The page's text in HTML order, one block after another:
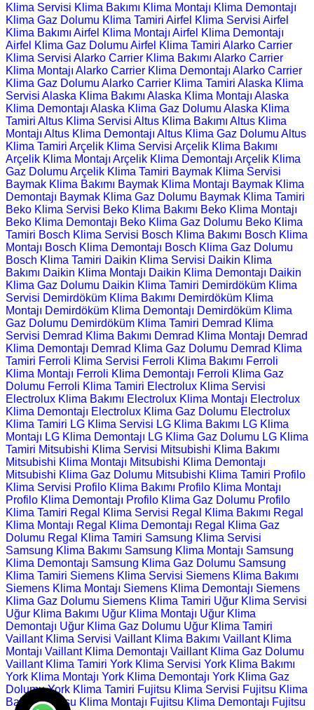
Klima Servisi Klima Bakımı Klima Montajı Klima Demontajı
Klima Gaz Dolumu Klima Tamiri Airfel Klima Servisi Airfel
Klima Bakımı Airfel Klima Montajı Airfel Klima Demontajı
Airfel Klima Gaz Dolumu Airfel Klima Tamiri Alarko Carrier
Klima Servisi Alarko Carrier Klima Bakımı Alarko Carrier
Klima Montajı Alarko Carrier Klima Demontajı Alarko Carrier
Klima Gaz Dolumu Alarko Carrier Klima Tamiri Alaska Klima
Servisi Alaska Klima Bakımı Alaska Klima Montajı Alaska
Klima Demontajı Alaska Klima Gaz Dolumu Alaska Klima
Tamiri Altus Klima Servisi Altus Klima Bakımı Altus Klima
Montajı Altus Klima Demontajı Altus Klima Gaz Dolumu Altus
Klima Tamiri Arçelik Klima Servisi Arçelik Klima Bakımı
Arçelik Klima Montajı Arçelik Klima Demontajı Arçelik Klima
Gaz Dolumu Arçelik Klima Tamiri Baymak Klima Servisi
Baymak Klima Bakımı Baymak Klima Montajı Baymak Klima
Demontajı Baymak Klima Gaz Dolumu Baymak Klima Tamiri
Beko Klima Servisi Beko Klima Bakımı Beko Klima Montajı
Beko Klima Demontajı Beko Klima Gaz Dolumu Beko Klima
Tamiri Bosch Klima Servisi Bosch Klima Bakımı Bosch Klima
Montajı Bosch Klima Demontajı Bosch Klima Gaz Dolumu
Bosch Klima Tamiri Daikin Klima Servisi Daikin Klima
Bakımı Daikin Klima Montajı Daikin Klima Demontajı Daikin
Klima Gaz Dolumu Daikin Klima Tamiri Demirdöküm Klima
Servisi Demirdöküm Klima Bakımı Demirdöküm Klima
Montajı Demirdöküm Klima Demontajı Demirdöküm Klima
Gaz Dolumu Demirdöküm Klima Tamiri Demrad Klima
Servisi Demrad Klima Bakımı Demrad Klima Montajı Demrad
Klima Demontajı Demrad Klima Gaz Dolumu Demrad Klima
Tamiri Ferroli Klima Servisi Ferroli Klima Bakımı Ferroli
Klima Montajı Ferroli Klima Demontajı Ferroli Klima Gaz
Dolumu Ferroli Klima Tamiri Electrolux Klima Servisi
Electrolux Klima Bakımı Electrolux Klima Montajı Electrolux
Klima Demontajı Electrolux Klima Gaz Dolumu Electrolux
Klima Tamiri LG Klima Servisi LG Klima Bakımı LG Klima
Montajı LG Klima Demontajı LG Klima Gaz Dolumu LG Klima
Tamiri Mitsubishi Klima Servisi Mitsubishi Klima Bakımı
Mitsubishi Klima Montajı Mitsubishi Klima Demontajı
Mitsubishi Klima Gaz Dolumu Mitsubishi Klima Tamiri Profilo
Klima Servisi Profilo Klima Bakımı Profilo Klima Montajı
Profilo Klima Demontajı Profilo Klima Gaz Dolumu Profilo
Klima Tamiri Regal Klima Servisi Regal Klima Bakımı Regal
Klima Montajı Regal Klima Demontajı Regal Klima Gaz
Dolumu Regal Klima Tamiri Samsung Klima Servisi
Samsung Klima Bakımı Samsung Klima Montajı Samsung
Klima Demontajı Samsung Klima Gaz Dolumu Samsung
Klima Tamiri Siemens Klima Servisi Siemens Klima Bakımı
Siemens Klima Montajı Siemens Klima Demontajı Siemens
Klima Gaz Dolumu Siemens Klima Tamiri Uğur Klima Servisi
Uğur Klima Bakımı Uğur Klima Montajı Uğur Klima
Demontajı Uğur Klima Gaz Dolumu Uğur Klima Tamiri
Vaillant Klima Servisi Vaillant Klima Bakımı Vaillant Klima
Montajı Vaillant Klima Demontajı Vaillant Klima Gaz Dolumu
Vaillant Klima Tamiri York Klima Servisi York Klima Bakımı
York Klima Montajı York Klima Demontajı York Klima Gaz
Dolumu York Klima Tamiri Fujitsu Klima Servisi Fujitsu Klima
Bakımı Fujitsu Klima Montajı Fujitsu Klima Demontajı Fujitsu